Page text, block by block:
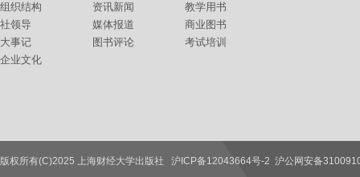
组织结构
社领导
大事记
企业文化
资讯新闻
媒体报道
图书评论
教学用书
商业图书
考试培训
联系我们
版权所有(C)2025 上海财经大学出版社 沪ICP备12043664号-2 沪公网安备